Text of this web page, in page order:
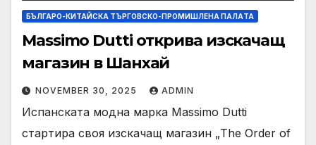
БЪЛГАРО-КИТАЙСКА ТЪРГОВСКО-ПРОМИШЛЕНА ПАЛAТА
Massimo Dutti открива изскачащ
магазин в Шанхай
NOVEMBER 30, 2025 ADMIN
Испанската модна марка Massimo Dutti
стартира своя изскачащ магазин „The Order of